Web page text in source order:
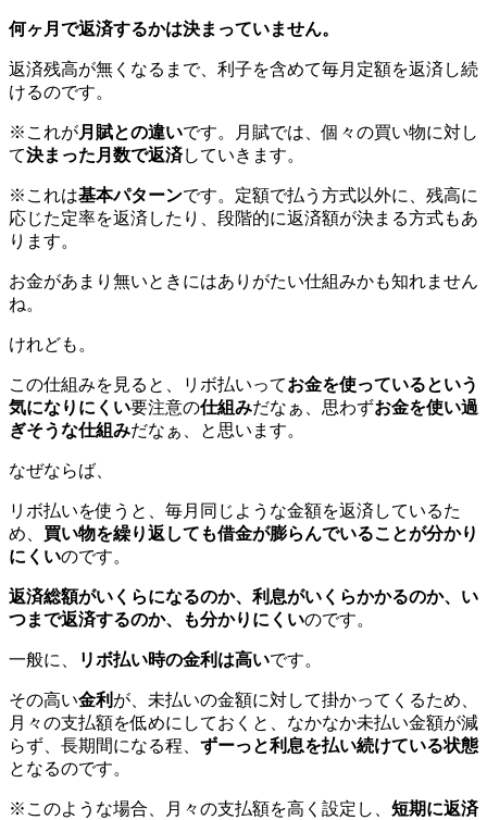
何ヶ月で返済するかは決まっていません。
返済残高が無くなるまで、利子を含めて毎月定額を返済し続
けるのです。
※これが月賦との違いです。月賦では、個々の買い物に対し
て決まった月数で返済していきます。
※これは基本パターンです。定額で払う方式以外に、残高に
応じた定率を返済したり、段階的に返済額が決まる方式もあ
ります。
お金があまり無いときにはありがたい仕組みかも知れません
ね。
けれども。
この仕組みを見ると、リボ払いってお金を使っているという
気になりにくい要注意の仕組みだなぁ、思わずお金を使い過
ぎそうな仕組みだなぁ、と思います。
なぜならば、
リボ払いを使うと、毎月同じような金額を返済しているた
め、 買い物を繰り返しても借金が膨らんでいることが分かり
にくいのです。
返済総額がいくらになるのか、利息がいくらかかるのか、い
つまで返済するのか、も分かりにくいのです。
一般に、 リボ払い時の金利は高いです。
その高い金利 が、未払いの金額に対して掛かってくるため、
月々の支払額を低めにしておくと、なかなか未払い金額が減
らず、長期間になる程、 ずーっと利息を払い続けている状態
となるのです。
※このような場合、月々の支払額を高く設定し、 短期に返済